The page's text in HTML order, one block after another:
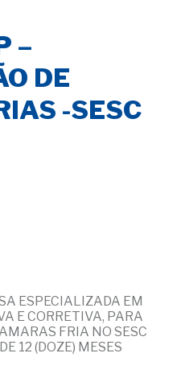
–
DE
-SESC
ESPECIALIZADA EM
E CORRETIVA, PARA
FRIA NO SESC
12 (DOZE) MESES